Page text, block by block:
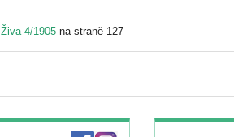
Živa 4/1905 na straně 127